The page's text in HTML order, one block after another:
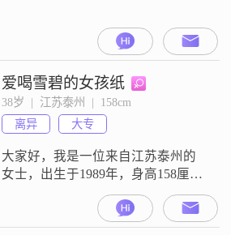
爱喝雪碧的女孩纸
38岁  |  江苏泰州  |  158cm
离异
大专
大家好，我是一位来自江苏泰州的
女士，出生于1989年，身高158厘米
##3002##我在一家不错的公司工
作，每个月的收入大概在3001到
5000元之间##3002##我拥有大专学